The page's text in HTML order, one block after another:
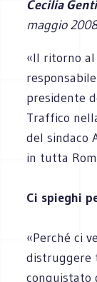
Cecilia
maggio
«Il ritorno al
presidente
Traffico
del sindaco
in tutta
Ci spieghi
«Perché ci
distruggere
conquistato